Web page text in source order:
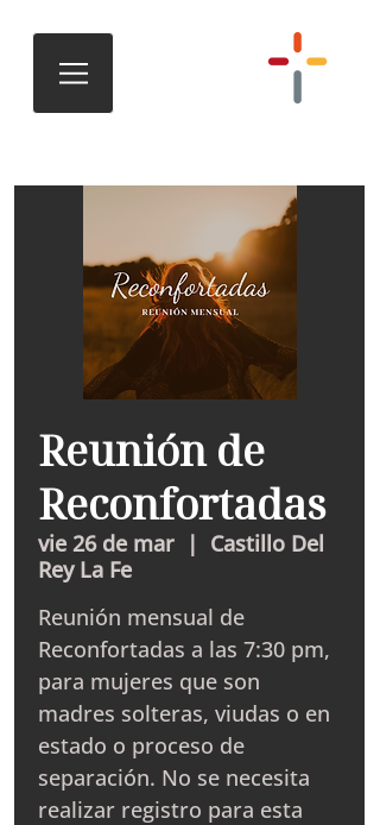
Reunión de
Reconfortadas
vie 26 de mar
  |
Castillo Del
Rey La Fe
Reunión mensual de
Reconfortadas a las 7:30 pm,
para mujeres que son
madres solteras, viudas o en
estado o proceso de
separación. No se necesita
realizar registro para esta